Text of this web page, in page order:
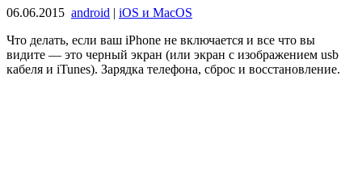
06.06.2015 android | iOS и MacOS
Что делать, если ваш iPhone не включается и все что вы
видите — это черный экран (или экран с изображением usb
кабеля и iTunes). Зарядка телефона, сброс и восстановление.